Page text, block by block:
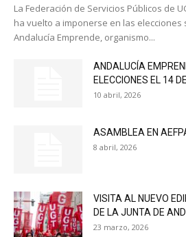
La Federación de Servicios Públicos de
ha vuelto a imponerse en las
Andalucía Emprende, organismo...
ANDALUCÍA
ELECCIONES EL 14
10 abril, 2026
ASAMBLEA EN
8 abril, 2026
VISITA AL NUEVO
DE LA JUNTA DE
23 marzo, 2026